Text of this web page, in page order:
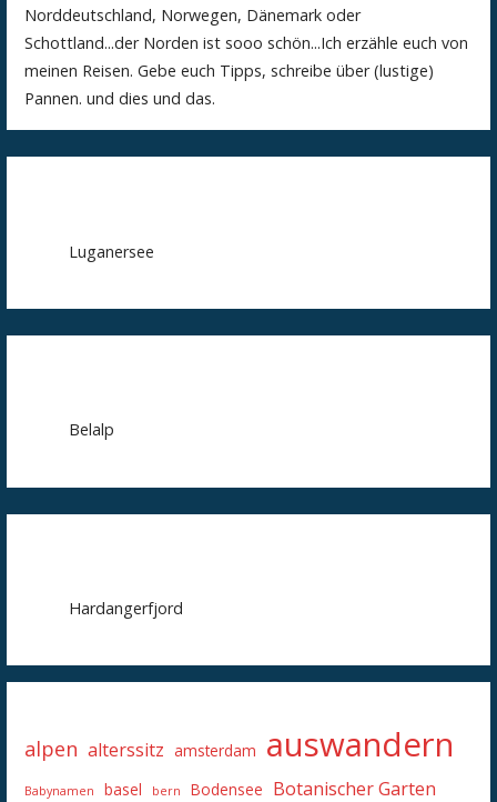
Norddeutschland, Norwegen, Dänemark oder
Schottland...der Norden ist sooo schön...Ich erzähle euch von
meinen Reisen. Gebe euch Tipps, schreibe über (lustige)
Pannen. und dies und das.
Luganersee
Belalp
Hardangerfjord
alpen alterssitz amsterdam auswandern
Babynamen basel bern Bodensee Botanischer Garten